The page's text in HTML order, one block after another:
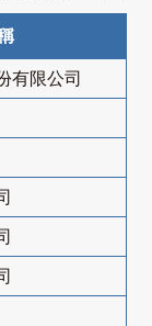
有限公司